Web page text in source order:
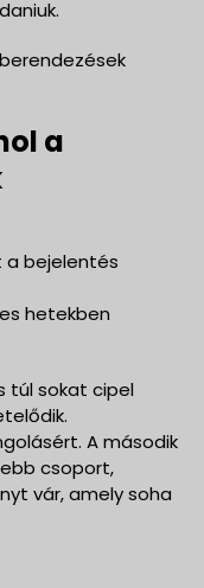
a
a bejelentés
hetekben
túl sokat cipel
A második
csoport,
vár, amely soha